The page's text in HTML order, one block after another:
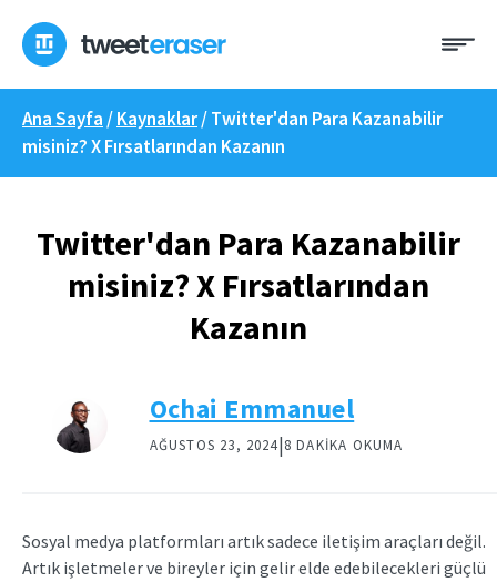
geç
Ana Sayfa /Kaynaklar/Twitter'dan Para Kazanabilir
misiniz? X Fırsatlarından Kazanın
Twitter'dan Para Kazanabilir
misiniz? X Fırsatlarından
Kazanın
Ochai Emmanuel
AĞUSTOS 23, 2024|8 DAKIKA OKUMA
Sosyal medya platformları artık sadece iletişim araçları değil.
Artık işletmeler ve bireyler için gelir elde edebilecekleri güçlü